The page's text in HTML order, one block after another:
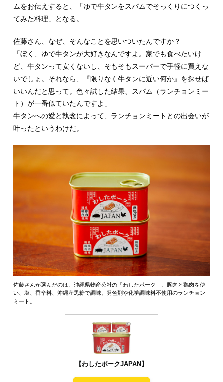
ムをお伝えすると、「ゆで牛タンをスパムでそっくりにつくっ
てみた料理」となる。
佐藤さん、なぜ、そんなことを思いついたんですか？
「ぼく、ゆで牛タンが大好きなんですよ。家でも食べたいけ
ど、牛タンって安くないし、そもそもスーパーで手軽に買えな
いでしょ。それなら、『限りなく牛タンに近い何か』を探せば
いいんだと思って。色々試した結果、スパム（ランチョンミー
ト）が一番似ていたんですよ」
牛タンへの愛と執念によって、ランチョンミートとの出会いが
叶ったというわけだ。
佐藤さんが選んだのは、沖縄県物産公社の「わしたポーク」。豚肉と鶏肉を使
い、塩、香辛料、沖縄産黒糖で調味。発色剤や化学調味料不使用のランチョン
ミート。
【わしたポークJAPAN】